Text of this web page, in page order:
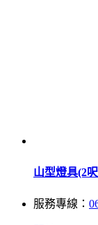
山型燈具(2
服務專線：